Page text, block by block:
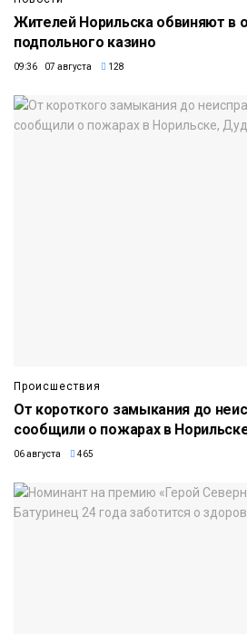
Жителей Норильска обвиняют в
подпольного казино
09:36 07 августа 128
Происшествия
От короткого замыкания до
сообщили о пожарах в
06 августа 465